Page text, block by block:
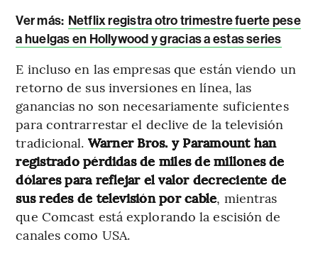
Ver más: Netflix registra otro trimestre fuerte pese
a huelgas en Hollywood y gracias a estas series
E incluso en las empresas que están viendo un
retorno de sus inversiones en línea, las
ganancias no son necesariamente suficientes
para contrarrestar el declive de la televisión
tradicional. Warner Bros. y Paramount han
registrado pérdidas de miles de millones de
dólares para reflejar el valor decreciente de
sus redes de televisión por cable, mientras
que Comcast está explorando la escisión de
canales como USA.